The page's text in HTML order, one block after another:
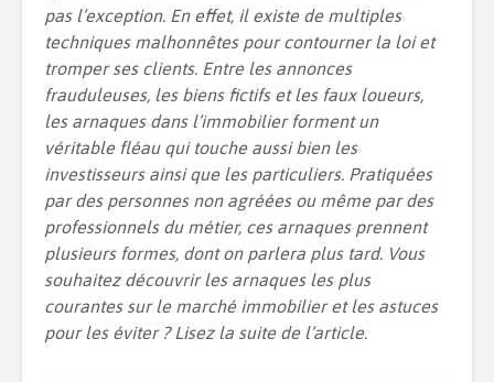
pas l’exception. En effet, il existe de multiples
techniques malhonnêtes pour contourner la loi et
tromper ses clients. Entre les annonces
frauduleuses, les biens fictifs et les faux loueurs,
les arnaques dans l’immobilier forment un
véritable fléau qui touche aussi bien les
investisseurs ainsi que les particuliers. Pratiquées
par des personnes non agréées ou même par des
professionnels du métier, ces arnaques prennent
plusieurs formes, dont on parlera plus tard. Vous
souhaitez découvrir les arnaques les plus
courantes sur le marché immobilier et les astuces
pour les éviter ? Lisez la suite de l’article.
Le duplex : quel
intérêt ?
7 tendances déco à
son